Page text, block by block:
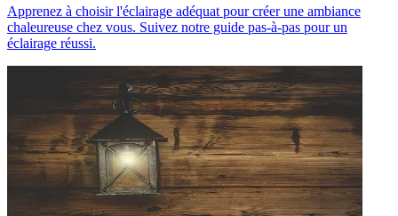
Apprenez à choisir l'éclairage adéquat pour créer une ambiance
chaleureuse chez vous. Suivez notre guide pas-à-pas pour un
éclairage réussi.